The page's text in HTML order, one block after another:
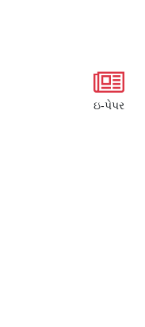
ઇ-પેપર